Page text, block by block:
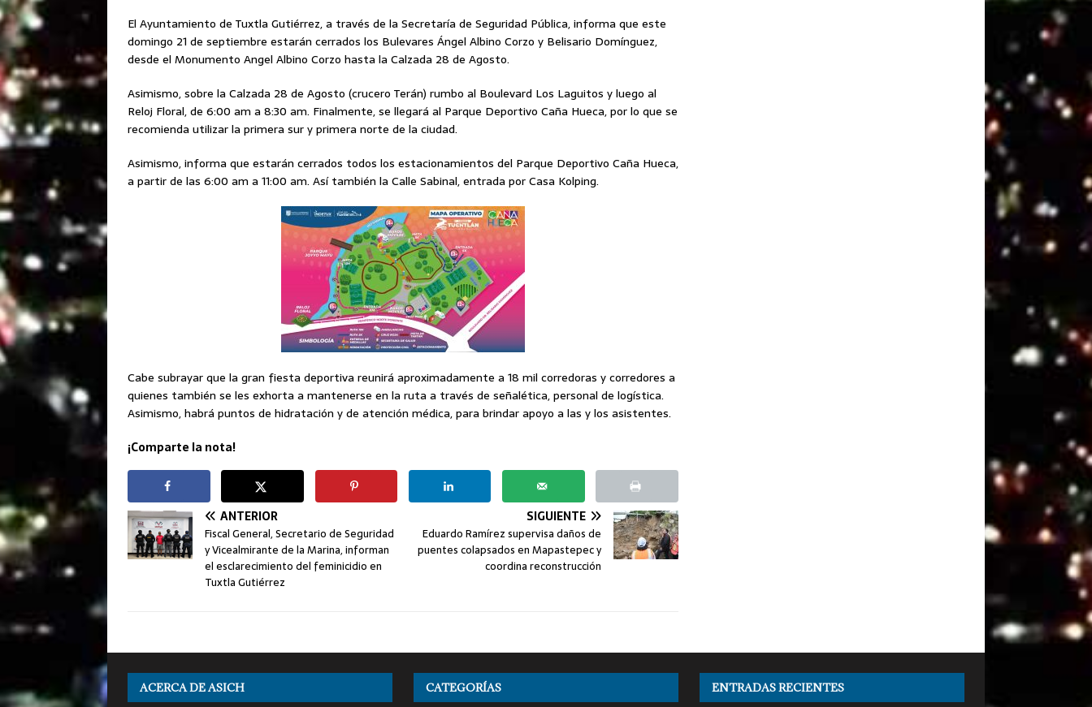
El Ayuntamiento de Tuxtla Gutiérrez, a través de la Secretaría de Seguridad Pública, informa que este
domingo 21 de septiembre estarán cerrados los Bulevares Ángel Albino Corzo y Belisario Domínguez,
desde el Monumento Angel Albino Corzo hasta la Calzada 28 de Agosto.
Asimismo, sobre la Calzada 28 de Agosto (crucero Terán) rumbo al Boulevard Los Laguitos y luego al
Reloj Floral, de 6:00 am a 8:30 am. Finalmente, se llegará al Parque Deportivo Caña Hueca, por lo que se
recomienda utilizar la primera sur y primera norte de la ciudad.
Asimismo, informa que estarán cerrados todos los estacionamientos del Parque Deportivo Caña Hueca,
a partir de las 6:00 am a 11:00 am. Así también la Calle Sabinal, entrada por Casa Kolping.
Cabe subrayar que la gran fiesta deportiva reunirá aproximadamente a 18 mil corredoras y corredores a
quienes también se les exhorta a mantenerse en la ruta a través de señalética, personal de logística.
Asimismo, habrá puntos de hidratación y de atención médica, para brindar apoyo a las y los asistentes.
¡Comparte la nota!
ANTERIOR
Fiscal General, Secretario de Seguridad
y Vicealmirante de la Marina, informan
el esclarecimiento del feminicidio en
Tuxtla Gutiérrez
SIGUIENTE
Eduardo Ramírez supervisa daños de
puentes colapsados en Mapastepec y
coordina reconstrucción
ACERCA DE ASICH CATEGORÍAS ENTRADAS RECIENTES